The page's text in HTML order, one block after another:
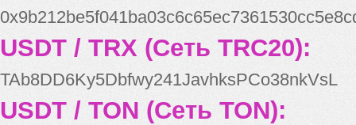
USDT / TRX (Сеть TRC20):
TAb8DD6Ky5Dbfwy241JavhksPCo38nkVsL
USDT / TON (Сеть TON):